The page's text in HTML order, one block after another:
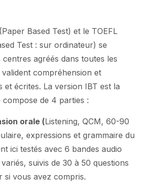
Based Test) et le TOEFL
Test : sur ordinateur) se
centres agréés dans toutes les
compréhension et
et écrites. La version IBT est la
compose de 4 parties :
orale (Listening, QCM, 60-90
expressions et grammaire du
ici testés avec 6 bandes audio
suivis de 30 à 50 questions
si vous avez compris.